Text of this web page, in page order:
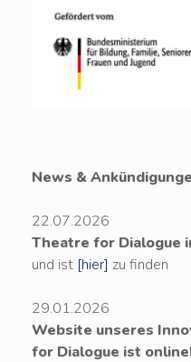
News &
22.07.2026
Theatre for Dialogue
und ist [hier] zu finden
29.01.2026
Website unseres
for Dialogue ist